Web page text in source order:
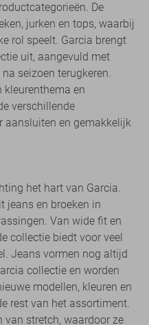
De
jurken en tops, waarbij
rol speelt. Garcia brengt
uit, aangevuld met
seizoen terugkeren.
kleurenthema en
verschillende
aansluiten en gemakkelijk
het hart van Garcia.
jeans en broeken in
Van wide fit en
collectie biedt voor veel
Jeans vormen nog altijd
collectie en worden
modellen, kleuren en
rest van het assortiment.
van stretch, waardoor ze